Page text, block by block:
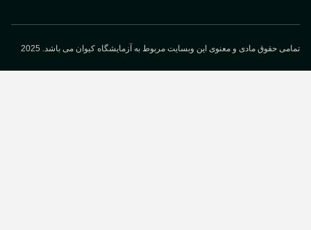
حقوق مادی و معنوی این وبسایت مربوط به آزمایشگاه کیوان می باشد. 2025